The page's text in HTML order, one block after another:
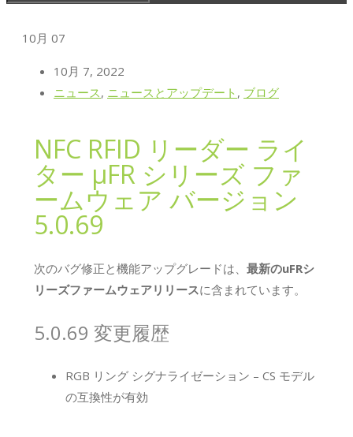
10月 07
10月 7, 2022
ニュース, ニュースとアップデート , ブログ
NFC RFID リーダー ライ
ター μFR シリーズ ファ
ームウェア バージョン
5.0.69
次のバグ修正と機能アップグレードは、最新のuFRシ
リーズファームウェアリリースに含まれています。
5.0.69 変更履歴
RGB リング シグナライゼーション – CS モデル
の互換性が有効